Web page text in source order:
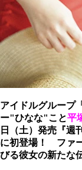
アイドルグループ
ー"ひなな"こと平
日（土）発売『週
に初登場！ ファ
びる彼女の新たな